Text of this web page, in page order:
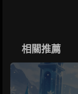
相關推薦